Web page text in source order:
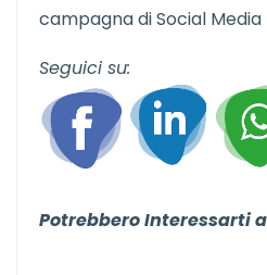
campagna di Social
Seguici su:
Potrebbero Interessarti